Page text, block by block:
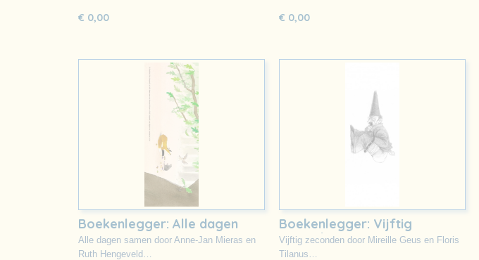
€ 0,00 € 0,00
Boekenlegger: Alle dagen
samen
Alle dagen samen door Anne-Jan Mieras en
Ruth Hengeveld…
Boekenlegger: Vijftig
seconden
Vijftig zeconden door Mireille Geus en Floris
Tilanus…